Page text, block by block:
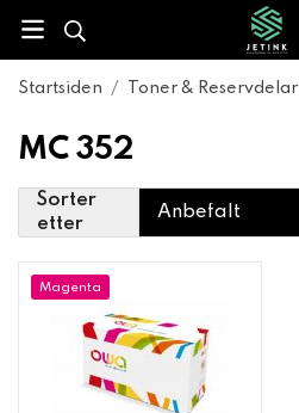
Startsiden / Toner & Reservdelar
MC 352
Sorter
etter
Magenta